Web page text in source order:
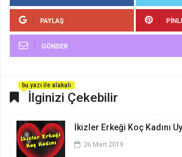
PAYLAŞ
GÖNDER
İlginizi Çekebilir
bu yazı ile alakalı
İkizler Erkeği Koç Kadını
26 Mart 2019